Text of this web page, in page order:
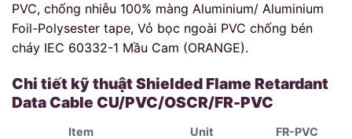
PVC, chống nhiễu 100% màng Aluminium/ Aluminium
Foil-Polysester tape, Vỏ bọc ngoài PVC chống bén
cháy IEC 60332-1 Mầu Cam (ORANGE).
Chi tiết kỹ thuậtShielded Flame Retardant
Data Cable CU/PVC/OSCR/FR-PVC
Item Unit
FR-PVC